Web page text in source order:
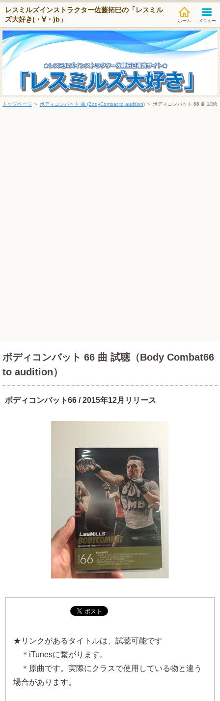
レスミルズインストラクター佐藤拓巳の「レスミル
ズ大好き(・∀・)b」
メニュー
トップページ ＞ ボディコンバット 曲 (BodyCombat to audition) ＞ ボディコンバット 66 曲 試聴
ボディコンバット 66 曲 試聴（Body Combat66
to audition）
ボディコンバット66 / 2015年12月リリース
★リンクがあるタイトルは、試聴可能です
＊iTunesに繋がります。
＊原曲です。実際にクラスで使用している物と違う
場合があります。